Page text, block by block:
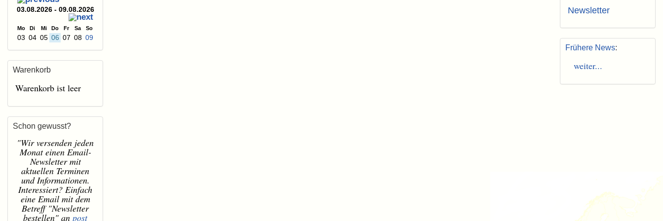
03.08.2026 - 09.08.2026
Mo Di Mi Do Fr Sa So
03 04 05 06 07 08 09
Warenkorb
Warenkorb ist leer
Schon gewusst?
"Wir versenden jeden
Monat einen Email-
Newsletter mit
aktuellen Terminen
und Informationen.
Interessiert? Einfach
eine Email mit dem
Betreff "Newsletter
bestellen" an post
Newsletter
Frühere News:
weiter...